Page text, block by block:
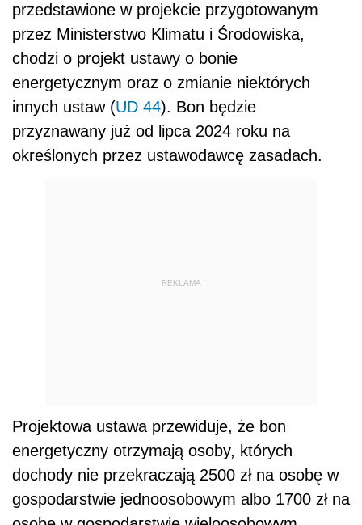
przedstawione w projekcie przygotowanym
przez Ministerstwo Klimatu i Środowiska,
chodzi o projekt ustawy o bonie
energetycznym oraz o zmianie niektórych
innych ustaw (UD 44). Bon będzie
przyznawany już od lipca 2024 roku na
określonych przez ustawodawcę zasadach.
REKLAMA
Projektowa ustawa przewiduje, że bon
energetyczny otrzymają osoby, których
dochody nie przekraczają 2500 zł na osobę w
gospodarstwie jednoosobowym albo 1700 zł na